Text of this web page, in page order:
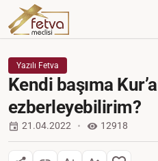
Yazılı Fetva
Kendi başıma
ezberleyebilirim?
21.04.2022 12918